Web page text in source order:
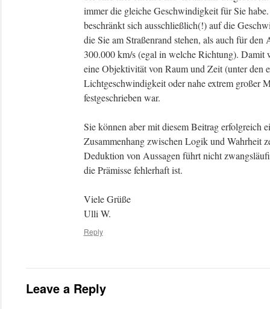
immer die gleiche Geschwindigkeit für Sie
beschränkt sich ausschließlich(!) auf die
die Sie am Straßenrand stehen, als auch für
300.000 km/s (egal in welche Richtung). Damit
eine Objektivität von Raum und Zeit (unter den
Lichtgeschwindigkeit oder nahe extrem großer
festgeschrieben war.
Sie können aber mit diesem Beitrag erfolgreich
Zusammenhang zwischen Logik und Wahrheit
Deduktion von Aussagen führt nicht
die Prämisse fehlerhaft ist.
Viele Grüße
Ulli W.
Reply
Leave a Reply